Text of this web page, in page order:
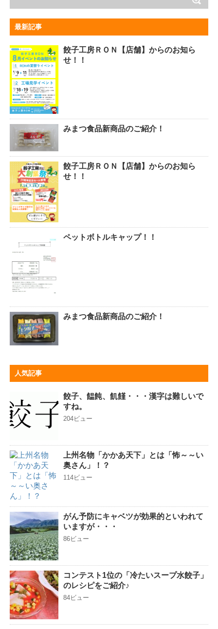
最新記事
餃子工房ＲＯＮ【店舗】からのお知ら
せ！！
みまつ食品新商品のご紹介！
餃子工房ＲＯＮ【店舗】からのお知ら
せ！！
ペットボトルキャップ！！
みまつ食品新商品のご紹介！
人気記事
餃子、饂飩、飢饉・・・漢字は難しいで
すね。
204ビュー
上州名物「かかあ天下」とは「怖～～い
奥さん」！？
114ビュー
がん予防にキャベツが効果的といわれて
いますが・・・
86ビュー
コンテスト1位の「冷たいスープ水餃子」
のレシピをご紹介♪
84ビュー